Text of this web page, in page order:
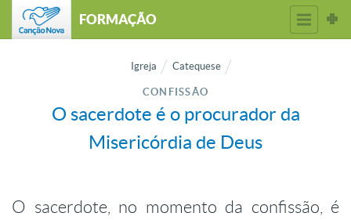
FORMAÇÃO
Igreja Catequese
CONFISSÃO
O sacerdote é o procurador da
Misericórdia de Deus
O sacerdote, no momento da confissão, é